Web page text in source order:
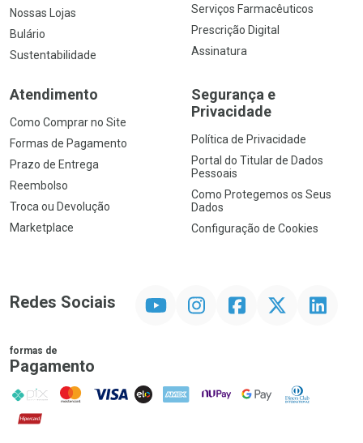
Nossas Lojas
Bulário
Sustentabilidade
Serviços Farmacêuticos
Prescrição Digital
Assinatura
Atendimento
Como Comprar no Site
Formas de Pagamento
Prazo de Entrega
Reembolso
Troca ou Devolução
Marketplace
Segurança e
Privacidade
Política de Privacidade
Portal do Titular de Dados
Pessoais
Como Protegemos os Seus
Dados
Configuração de Cookies
Redes Sociais InstagramFacebookTwitter Linkedin
formas de
Pagamento
PIX MasterCard
VISA ELO AMEX NuPay Google PayDiners Club
Hipercard